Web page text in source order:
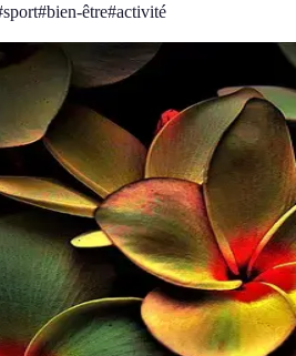
sport#bien-être#activité